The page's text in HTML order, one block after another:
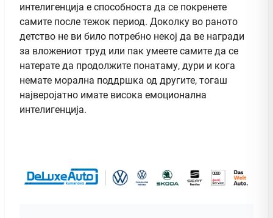
интелигенција е способноста да се покренете
самите после тежок период. Доколку во раното
детство не ви било потребно некој да ве награди
за вложениот труд или пак умеете самите да се
натерате да продолжите понатаму, дури и кога
немате морална поддршка од другите, тогаш
најверојатно имате висока емоционална
интелигенција.